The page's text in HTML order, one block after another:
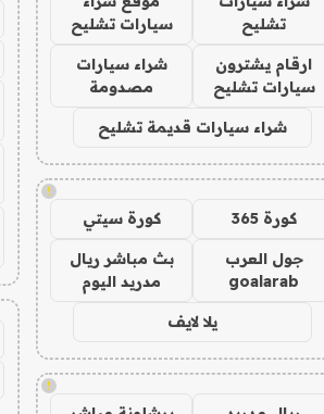
تشليح
سيارات تشليح
ارقام يشترون
سيارات تشليح
شراء سيارات
مصدومة
شراء سيارات قديمة تشليح
!
كورة 365 كورة سيتي
جول العرب
goalarab
بث مباشر ريال
مدريد اليوم
يلا لايف
!